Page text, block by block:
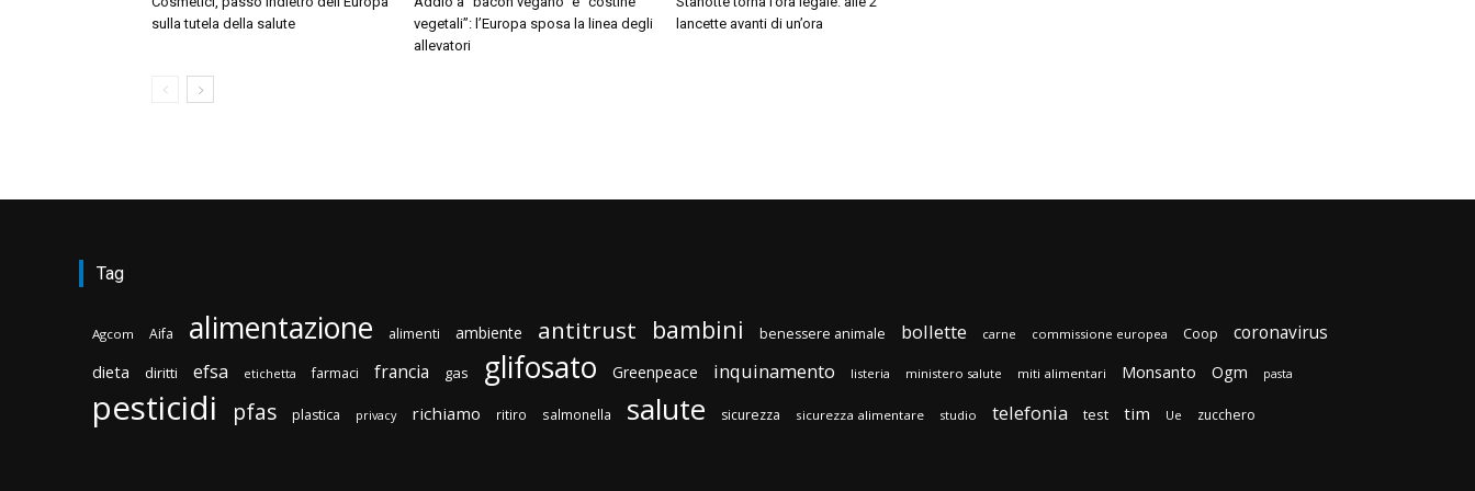
sulla tutela della salute
vegetali”: l’Europa sposa la linea degli
allevatori
lancette avanti di un’ora
Tag
Agcom Aifa alimentazione alimenti ambiente antitrust bambini benessere animale bollette carne commissione europea Coop coronavirus
dieta diritti efsa etichetta farmaci francia gas glifosato Greenpeace inquinamento listeria ministero salute miti alimentari Monsanto Ogm pasta
pesticidi pfas plastica privacy richiamo ritiro salmonella salute sicurezza sicurezza alimentare studio telefonia test tim Ue zucchero